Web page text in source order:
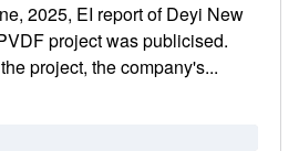
2025, EI report of Deyi New
project was publicised.
project, the company's...